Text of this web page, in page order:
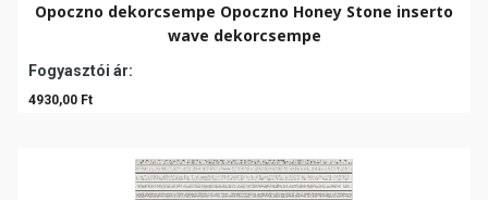
Opoczno dekorcsempe Opoczno Honey Stone inserto
wave dekorcsempe
Fogyasztói ár:
4930,00 Ft